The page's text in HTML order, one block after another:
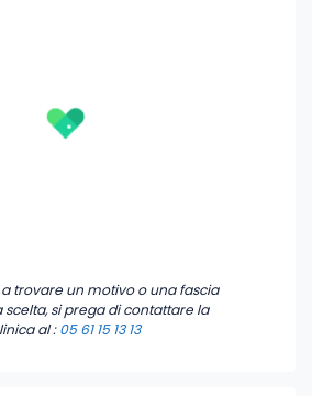
a trovare un motivo o una fascia
scelta, si prega di contattare la
al :05 61 15 13 13